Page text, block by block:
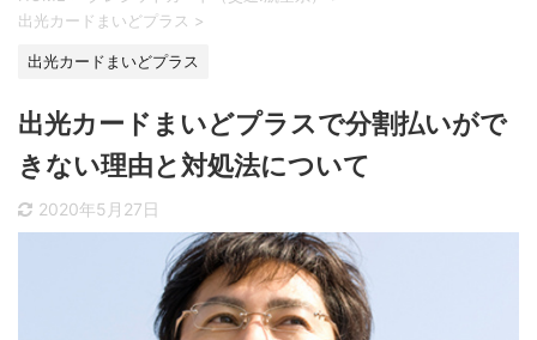
出光カードまいどプラス >
出光カードまいどプラス
出光カードまいどプラスで分割払いがで
きない理由と対処法について
2020年5月27日